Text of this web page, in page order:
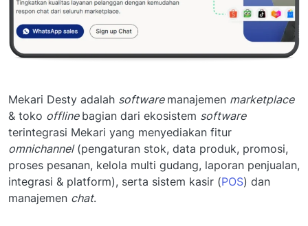
Mekari Desty adalah software manajemen marketplace
& toko offline bagian dari ekosistem software
terintegrasi Mekari yang menyediakan fitur
omnichannel(pengaturan stok, data produk, promosi,
proses pesanan, kelola multi gudang, laporan penjualan,
integrasi & platform), serta sistem kasir (POS) dan
manajemen chat.